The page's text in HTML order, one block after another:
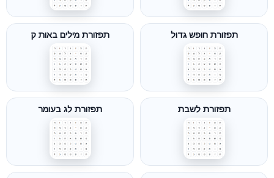
תפזורת חופש גדול תפזורת מילים באות ק
תפזורת לשבת תפזורת לג בעומר